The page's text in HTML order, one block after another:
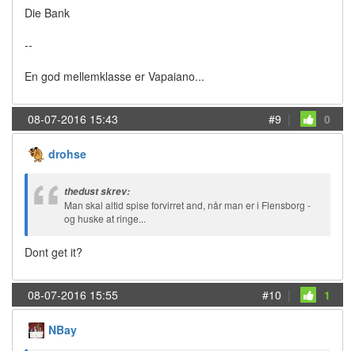
Die Bank
--
En god mellemklasse er Vapaiano...
08-07-2016 15:43 #9 | 0
drohse
thedust skrev:
Man skal altid spise forvirret and, når man er i Flensborg -
og huske at ringe...
Dont get it?
08-07-2016 15:55 #10 | 1
NBay